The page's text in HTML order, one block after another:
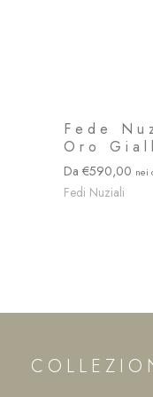
Fede
Oro
590,00
Fedi Nuziali